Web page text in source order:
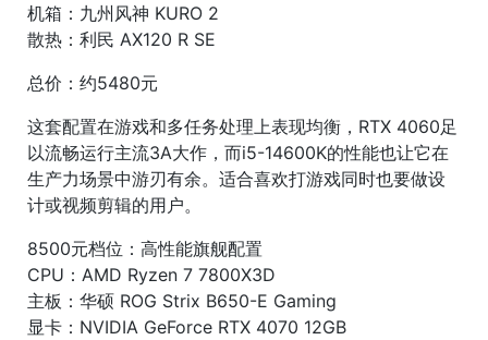
机箱：九州风神 KURO 2
散热：利民 AX120 R SE
总价：约5480元
这套配置在游戏和多任务处理上表现均衡，RTX 4060足
以流畅运行主流3A大作，而i5-14600K的性能也让它在
生产力场景中游刃有余。适合喜欢打游戏同时也要做设
计或视频剪辑的用户。
8500元档位：高性能旗舰配置
CPU：AMD Ryzen 7 7800X3D
主板：华硕 ROG Strix B650-E Gaming
显卡：NVIDIA GeForce RTX 4070 12GB